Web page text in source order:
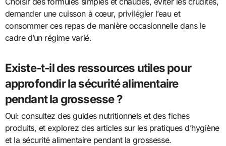
demander une cuisson à cœur, privilégier l’eau et
consommer ces repas de manière occasionnelle dans le
cadre d’un régime varié.
Existe-t-il des ressources utiles pour
approfondir la sécurité alimentaire
pendant la grossesse ?
Oui: consultez des guides nutritionnels et des fiches
produits, et explorez des articles sur les pratiques d’hygiène
et la sécurité alimentaire pendant la grossesse.